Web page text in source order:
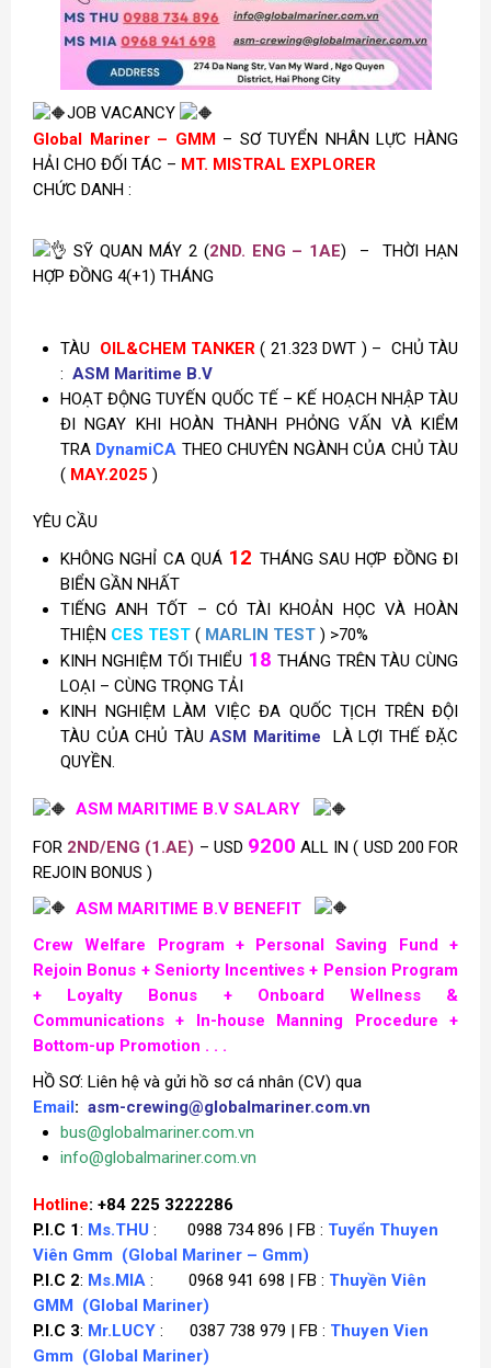
JOB VACANCY
Global Mariner – GMM– SƠ TUYỂN NHÂN LỰC HÀNG
HẢI CHO ĐỐI TÁC – MT. MISTRAL EXPLORER
CHỨC DANH :
SỸ QUAN MÁY 2 (2ND. ENG – 1AE) –THỜI HẠN
HỢP ĐỒNG 4(+1) THÁNG
TÀU OIL&CHEM TANKER ( 21.323 DWT ) – CHỦ TÀU
: ASM Maritime B.V
HOẠT ĐỘNG TUYẾN QUỐC TẾ – KẾ HOẠCH NHẬP TÀU
ĐI NGAY KHI HOÀN THÀNH PHỎNG VẤN VÀ KIỂM
TRA DynamiCA THEO CHUYÊN NGÀNH CỦA CHỦ TÀU
( MAY.2025 )
YÊU CẦU
KHÔNG NGHỈ CA QUÁ 12 THÁNG SAU HỢP ĐỒNG ĐI
BIỂN GẦN NHẤT
TIẾNG ANH TỐT – CÓ TÀI KHOẢN HỌC VÀ HOÀN
THIỆN CES TEST ( MARLIN TEST ) >70%
KINH NGHIỆM TỐI THIỂU 18 THÁNG TRÊN TÀU CÙNG
LOẠI – CÙNG TRỌNG TẢI
KINH NGHIỆM LÀM VIỆC ĐA QUỐC TỊCH TRÊN ĐỘI
TÀU CỦA CHỦ TÀU ASM Maritime LÀ LỢI THẾ ĐẶC
QUYỀN.
ASM MARITIME B.V SALARY
FOR 2ND/ENG (1.AE) – USD 9200 ALL IN ( USD 200 FOR
REJOIN BONUS )
ASM MARITIME B.V BENEFIT
Crew Welfare Program + Personal Saving Fund +
Rejoin Bonus + Seniorty Incentives + Pension Program
+ Loyalty Bonus + Onboard Wellness &
Communications + In-house Manning Procedure +
Bottom-up Promotion . . .
HỒ SƠ: Liên hệ và gửi hồ sơ cá nhân (CV) qua
Email: asm-crewing@globalmariner.com.vn
bus@globalmariner.com.vn
info@globalmariner.com.vn
Hotline: +84 225 3222286
P.I.C 1: Ms.THU : 0988 734 896 | FB : Tuyển Thuyen
Viên Gmm (Global Mariner – Gmm)
P.I.C 2: Ms.MIA : 0968 941 698 | FB : Thuyền Viên
GMM (Global Mariner)
P.I.C 3: Mr.LUCY : 0387 738 979 | FB : Thuyen Vien
Gmm (Global Mariner)